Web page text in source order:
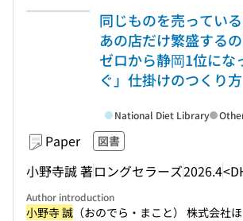
同じものを売ってい
あの店だけ繁盛する
ゼロから静岡1位にな
ぐ」仕掛けのつくり方
Paper 図書
小野寺誠 著ロングセラーズ2026.4
National Diet Library
Author introduction
小野寺 誠 （おのでら・まこと） 株式会社